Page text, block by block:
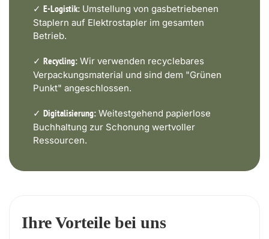
✓ E-Logistik: Umstellung von gasbetriebenen
Staplern auf Elektrostapler im gesamten
Betrieb.
✓ Recycling: Wir verwenden recyclebares
Verpackungsmaterial und sind dem "Grünen
Punkt" angeschlossen.
✓ Digitalisierung: Weitestgehend papierlose
Buchhaltung zur Schonung wertvoller
Ressourcen.
Ihre Vorteile bei uns